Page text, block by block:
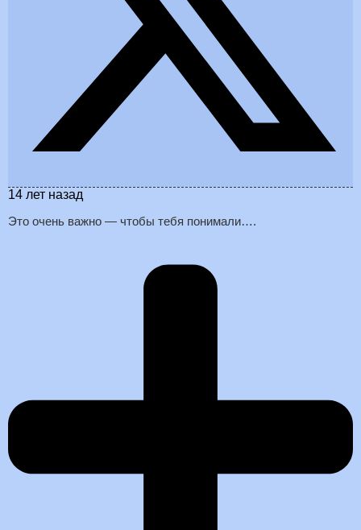
14 лет назад
Это очень важно — чтобы тебя понимали….